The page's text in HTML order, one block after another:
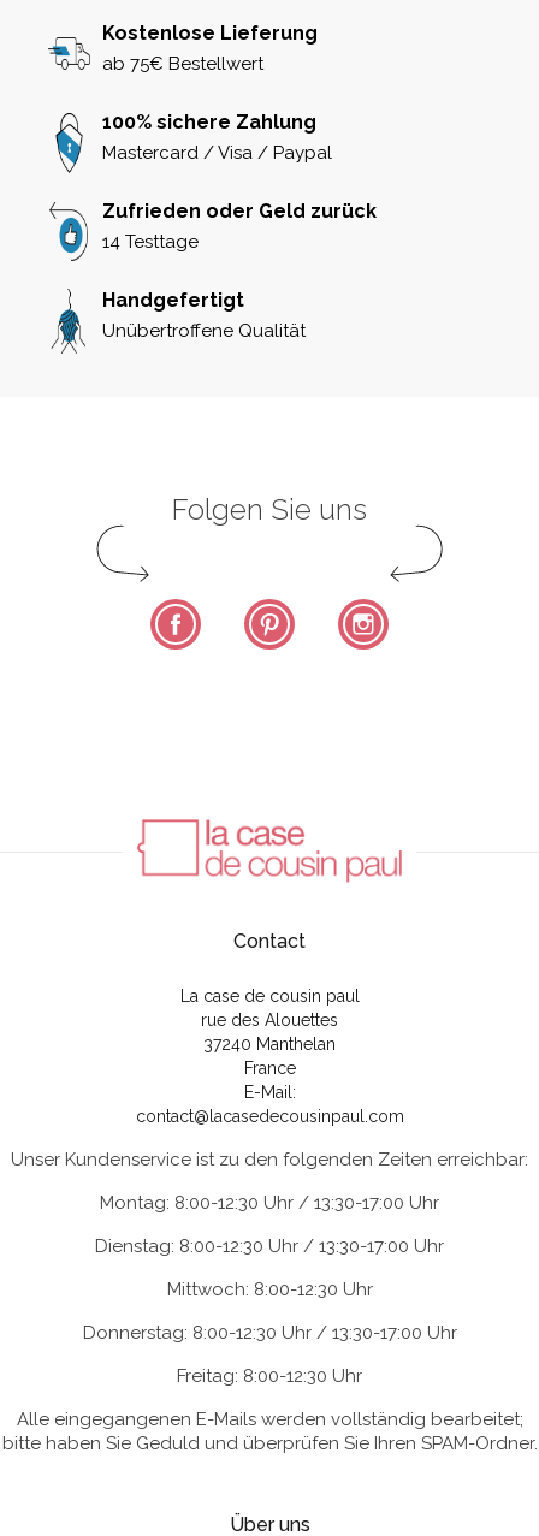
Kostenlose Lieferung
ab 75€ Bestellwert
100% sichere Zahlung
Mastercard / Visa / Paypal
Zufrieden oder Geld zurück
14 Testtage
Handgefertigt
Unübertroffene Qualität
Folgen Sie uns
Facebook Pinterest
Contact
La case de cousin paul
rue des Alouettes
37240 Manthelan
France
E-Mail:
contact@lacasedecousinpaul.com
Unser Kundenservice ist zu den folgenden Zeiten erreichbar:
Montag: 8:00-12:30 Uhr / 13:30-17:00 Uhr
Dienstag: 8:00-12:30 Uhr / 13:30-17:00 Uhr
Mittwoch: 8:00-12:30 Uhr
Donnerstag: 8:00-12:30 Uhr / 13:30-17:00 Uhr
Freitag: 8:00-12:30 Uhr
Alle eingegangenen E-Mails werden vollständig bearbeitet;
bitte haben Sie Geduld und überprüfen Sie Ihren SPAM-Ordner.
Über uns